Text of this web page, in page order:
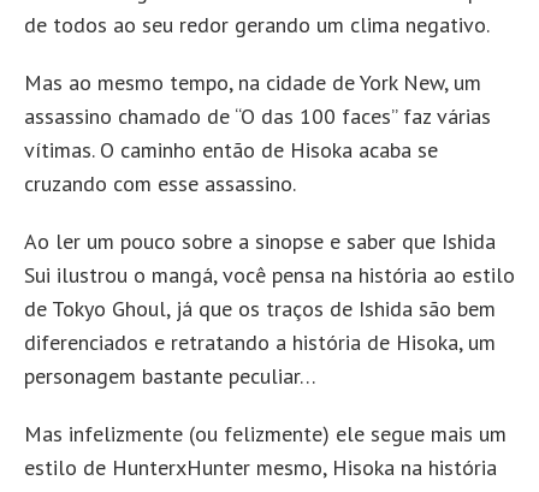
de todos ao seu redor gerando um clima negativo.
Mas ao mesmo tempo, na cidade de York New, um
assassino chamado de “O das 100 faces” faz várias
vítimas. O caminho então de Hisoka acaba se
cruzando com esse assassino.
Ao ler um pouco sobre a sinopse e saber que Ishida
Sui ilustrou o mangá, você pensa na história ao estilo
de Tokyo Ghoul, já que os traços de Ishida são bem
diferenciados e retratando a história de Hisoka, um
personagem bastante peculiar…
Mas infelizmente (ou felizmente) ele segue mais um
estilo de HunterxHunter mesmo, Hisoka na história